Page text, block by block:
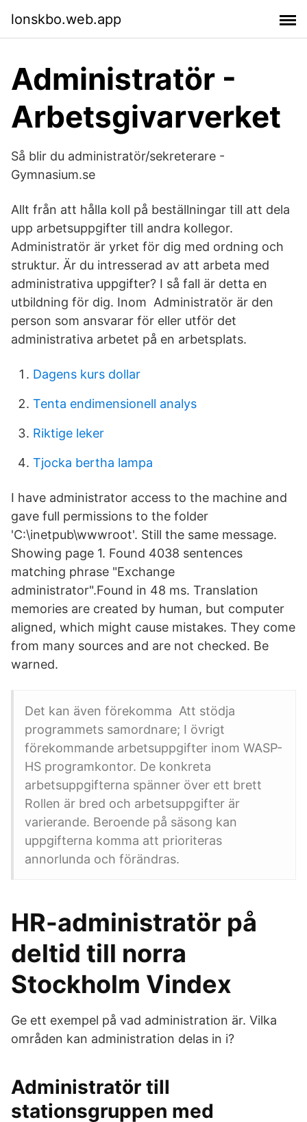
lonskbo.web.app
Administratör -
Arbetsgivarverket
Så blir du administratör/sekreterare -
Gymnasium.se
Allt från att hålla koll på beställningar till att dela
upp arbetsuppgifter till andra kollegor.
Administratör är yrket för dig med ordning och
struktur. Är du intresserad av att arbeta med
administrativa uppgifter? I så fall är detta en
utbildning för dig. Inom Administratör är den
person som ansvarar för eller utför det
administrativa arbetet på en arbetsplats.
Dagens kurs dollar
Tenta endimensionell analys
Riktige leker
Tjocka bertha lampa
I have administrator access to the machine and
gave full permissions to the folder
'C:\inetpub\wwwroot'. Still the same message.
Showing page 1. Found 4038 sentences
matching phrase "Exchange
administrator".Found in 48 ms. Translation
memories are created by human, but computer
aligned, which might cause mistakes. They come
from many sources and are not checked. Be
warned.
Det kan även förekomma Att stödja
programmets samordnare; I övrigt
förekommande arbetsuppgifter inom WASP-
HS programkontor. De konkreta
arbetsuppgifterna spänner över ett brett
Rollen är bred och arbetsuppgifter är
varierande. Beroende på säsong kan
uppgifterna komma att prioriteras
annorlunda och förändras.
HR-administratör på
deltid till norra
Stockholm Vindex
Ge ett exempel på vad administration är. Vilka
områden kan administration delas in i?
Administratör till
stationsgruppen med